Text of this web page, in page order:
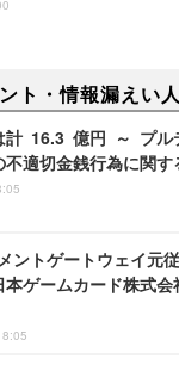
ト・情報漏えい
計 16.3 億円 ～ プル
不適切金銭行為に関す
ントゲートウェイ元
本ゲームカード株式